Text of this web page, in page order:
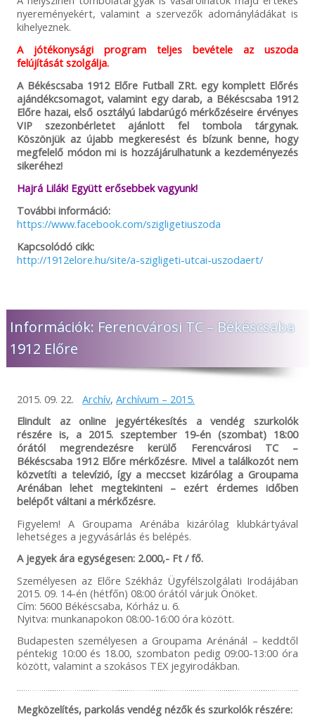
nyereményekért, valamint a szervezők adományládákat is
kihelyeznek.
A jótékonysági program teljes bevétele az uszoda
felújítását szolgálja.
A Békéscsaba 1912 Előre Futball ZRt. egy komplett Előrés
ajándékcsomagot, valamint egy darab, a Békéscsaba 1912
Előre hazai, első osztályú labdarúgó mérkőzéseire érvényes
VIP szezonbérletet ajánlott fel tombola tárgynak.
Köszönjük az újabb megkeresést és bízunk benne, hogy
megfelelő módon mi is hozzájárulhatunk a kezdeményezés
sikeréhez!
Hajrá Lilák! Együtt erősebbek vagyunk!
További információ:
https://www.facebook.com/szigligetiuszoda
Kapcsolódó cikk:
http://1912elore.hu/site/a-szigligeti-utcai-uszodaert/
Információk: Ferencvárosi TC – Békéscsaba
1912 Előre
2015. 09. 22. Archív, Archívum – 2015.
Elindult az online jegyértékesítés a vendég szurkolók
részére is, a 2015. szeptember 19-én (szombat) 18:00
órától megrendezésre kerülő Ferencvárosi TC –
Békéscsaba 1912 Előre mérkőzésre. Mivel a találkozót nem
közvetíti a televízió, így a meccset kizárólag a Groupama
Arénában lehet megtekinteni – ezért érdemes időben
belépőt váltani a mérkőzésre.
Figyelem! A Groupama Arénába kizárólag klubkártyával
lehetséges a jegyvásárlás és belépés.
A jegyek ára egységesen: 2.000,- Ft / fő.
Személyesen az Előre Székház Ügyfélszolgálati Irodájában
2015. 09. 14-én (hétfőn) 08:00 órától várjuk Önöket.
Cím: 5600 Békéscsaba, Kórház u. 6.
Nyitva: munkanapokon 08:00-16:00 óra között.
Budapesten személyesen a Groupama Arénánál – keddtől
péntekig 10:00 és 18.00, szombaton pedig 09:00-13:00 óra
között, valamint a szokásos TEX jegyirodákban.
Megközelítés, parkolás vendég nézők és szurkolók részére: